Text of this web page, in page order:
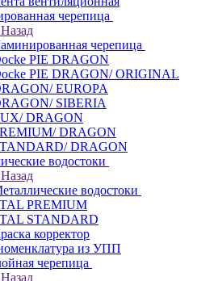
черепица
Назад
черепица
PIE DRAGON
PIE DRAGON/ ORIGINAL
EUROPA
SIBERIA
DRAGON
DRAGON
DRAGON
водостоки
Назад
водостоки
PREMIUM
STANDARD
корректор
из УПП
черепица
Назад